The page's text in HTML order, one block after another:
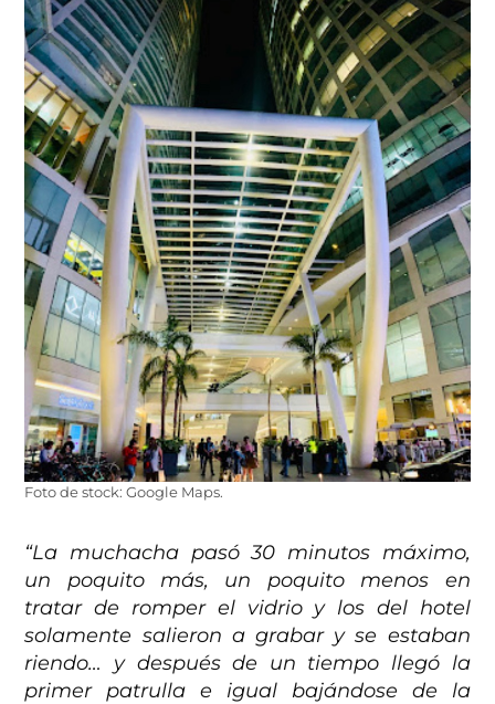
Foto de stock: Google Maps.
“La muchacha pasó 30 minutos máximo,
un poquito más, un poquito menos en
tratar de romper el vidrio y los del hotel
solamente salieron a grabar y se estaban
riendo… y después de un tiempo llegó la
primer patrulla e igual bajándose de la